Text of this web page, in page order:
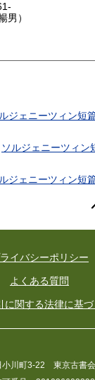
男）
ジェニーツィン短
ソルジェニーツィン
ジェニーツィン短
イバシーポリシー
よくある質問
に関する法律に基
小川町3-22 東京古書